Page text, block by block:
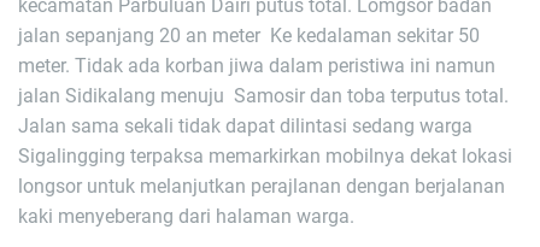
kecamatan Parbuluan Dairi putus total. Lomgsor badan
jalan sepanjang 20 an meter Ke kedalaman sekitar 50
meter. Tidak ada korban jiwa dalam peristiwa ini namun
jalan Sidikalang menuju Samosir dan toba terputus total.
Jalan sama sekali tidak dapat dilintasi sedang warga
Sigalingging terpaksa memarkirkan mobilnya dekat lokasi
longsor untuk melanjutkan perajlanan dengan berjalanan
kaki menyeberang dari halaman warga.